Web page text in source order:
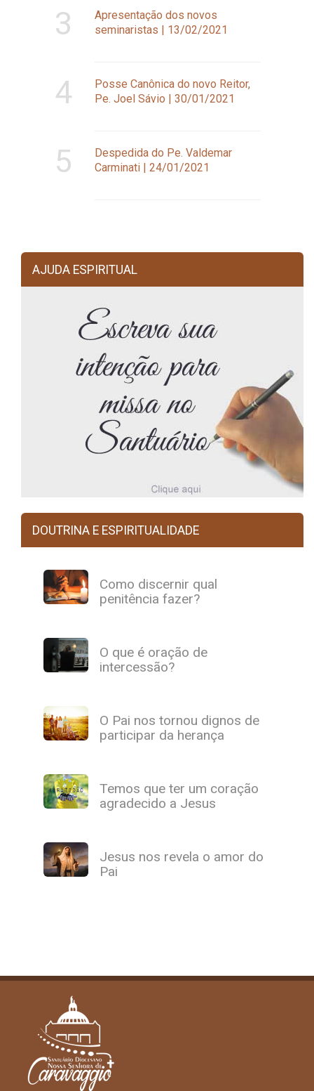
3
Apresentação dos novos
seminaristas | 13/02/2021
4
Posse Canônica do novo Reitor,
Pe. Joel Sávio | 30/01/2021
5
Despedida do Pe. Valdemar
Carminati | 24/01/2021
AJUDA ESPIRITUAL
DOUTRINA E ESPIRITUALIDADE
Como discernir qual
penitência fazer?
O que é oração de
intercessão?
O Pai nos tornou dignos de
participar da herança
Temos que ter um coração
agradecido a Jesus
Jesus nos revela o amor do
Pai